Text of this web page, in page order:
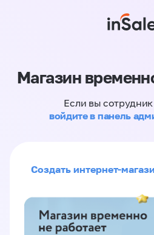
Магазин
Если вы
войдите в панель
Создать интернет-